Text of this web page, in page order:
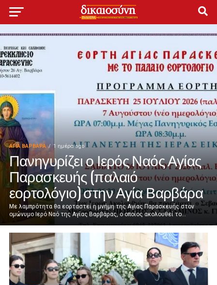
ΑΓΙΑ ΒΑΡΒΑΡΑ 1 ημέρα ago
Πανηγυρίζει ο Ιερός Ναός Αγίας
Παρασκευής (παλαιό
εορτολόγιο) στην Αγία Βαρβάρα
Με λαμπρότητα θα εορταστεί η μνήμη της Αγίας Παρασκευής στον
ομώνυμο Ιερό Ναό της Αγίας Βαρβάρας, ο οποίος ακολουθεί το...